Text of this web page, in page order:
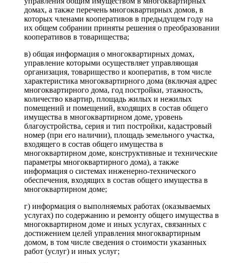
домах, а также перечень многоквартирных домов, в
которых членами кооперативов в предыдущем году на
их общем собрании приняты решения о преобразовании
кооперативов в товарищества;
в) общая информация о многоквартирных домах,
управление которыми осуществляет управляющая
организация, товарищество и кооператив, в том числе
характеристика многоквартирного дома (включая адрес
многоквартирного дома, год постройки, этажность,
количество квартир, площадь жилых и нежилых
помещений и помещений, входящих в состав общего
имущества в многоквартирном доме, уровень
благоустройства, серия и тип постройки, кадастровый
номер (при его наличии), площадь земельного участка,
входящего в состав общего имущества в
многоквартирном доме, конструктивные и технические
параметры многоквартирного дома), а также
информация о системах инженерно-технического
обеспечения, входящих в состав общего имущества в
многоквартирном доме;
г) информация о выполняемых работах (оказываемых
услугах) по содержанию и ремонту общего имущества в
многоквартирном доме и иных услугах, связанных с
достижением целей управления многоквартирным
домом, в том числе сведения о стоимости указанных
работ (услуг) и иных услуг;